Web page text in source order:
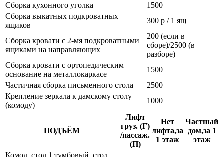
Сборка кухонного уголка
1500
Сборка выкатных подкроватных
ящиков
300 р / 1 ящ
Сборка кровати с 2-мя подкроватными
ящиками на направляющих
200 (если в
сборе)/2500 (в
разборе)
Сборка кровати с ортопедическим
основание на металлокаркасе
1500
Частичная сборка письменного стола
2500
Крепление зеркала к дамскому столу
(комоду)
1000
ПОДЪЁМ
Лифт
груз. (Г)
/пассаж.
(П)
Нет
лифта,за
1 этаж
Частный
дом,за 1
этаж
Комод, стол 1 тумбовый, стол